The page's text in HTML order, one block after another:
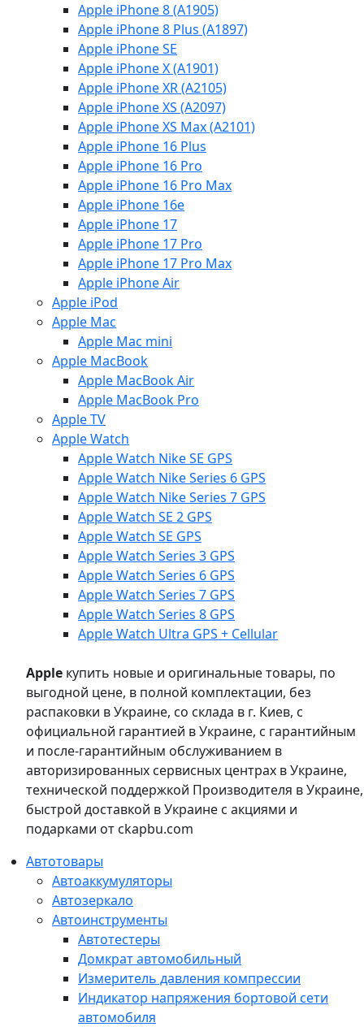
Apple iPhone 8 (A1905)
Apple iPhone 8 Plus (A1897)
Apple iPhone SE
Apple iPhone X (A1901)
Apple iPhone XR (A2105)
Apple iPhone XS (A2097)
Apple iPhone XS Max (A2101)
Apple iPhone 16 Plus
Apple iPhone 16 Pro
Apple iPhone 16 Pro Max
Apple iPhone 16e
Apple iPhone 17
Apple iPhone 17 Pro
Apple iPhone 17 Pro Max
Apple iPhone Air
Apple iPod
Apple Mac
Apple Mac mini
Apple MacBook
Apple MacBook Air
Apple MacBook Pro
Apple TV
Apple Watch
Apple Watch Nike SE GPS
Apple Watch Nike Series 6 GPS
Apple Watch Nike Series 7 GPS
Apple Watch SE 2 GPS
Apple Watch SE GPS
Apple Watch Series 3 GPS
Apple Watch Series 6 GPS
Apple Watch Series 7 GPS
Apple Watch Series 8 GPS
Apple Watch Ultra GPS + Cellular
Apple купить новые и оригинальные товары, по
выгодной цене, в полной комплектации, без
распаковки в Украине, со склада в г. Киев, с
официальной гарантией в Украине, с гарантийным
и после-гарантийным обслуживанием в
авторизированных сервисных центрах в Украине,
технической поддержкой Производителя в Украине,
быстрой доставкой в Украине с акциями и
подарками от ckapbu.com
Автотовары
Автоаккумуляторы
Автозеркало
Автоинструменты
Автотестеры
Домкрат автомобильный
Измеритель давления компрессии
Индикатор напряжения бортовой сети
автомобиля